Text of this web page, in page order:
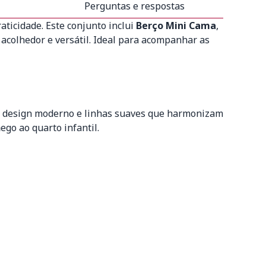
Perguntas e respostas
Este conjunto inclui Berço Mini Cama,
e versátil. Ideal para acompanhar as
moderno e linhas suaves que harmonizam
ao quarto infantil.